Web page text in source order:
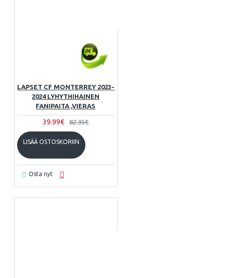
LAPSET CF MONTERREY 2023-
2024 LYHYTHIHAINEN
FANIPAITA ,VIERAS
39.99€ 82.35€
LISÄÄ OSTOSKORIIN
Osta nyt